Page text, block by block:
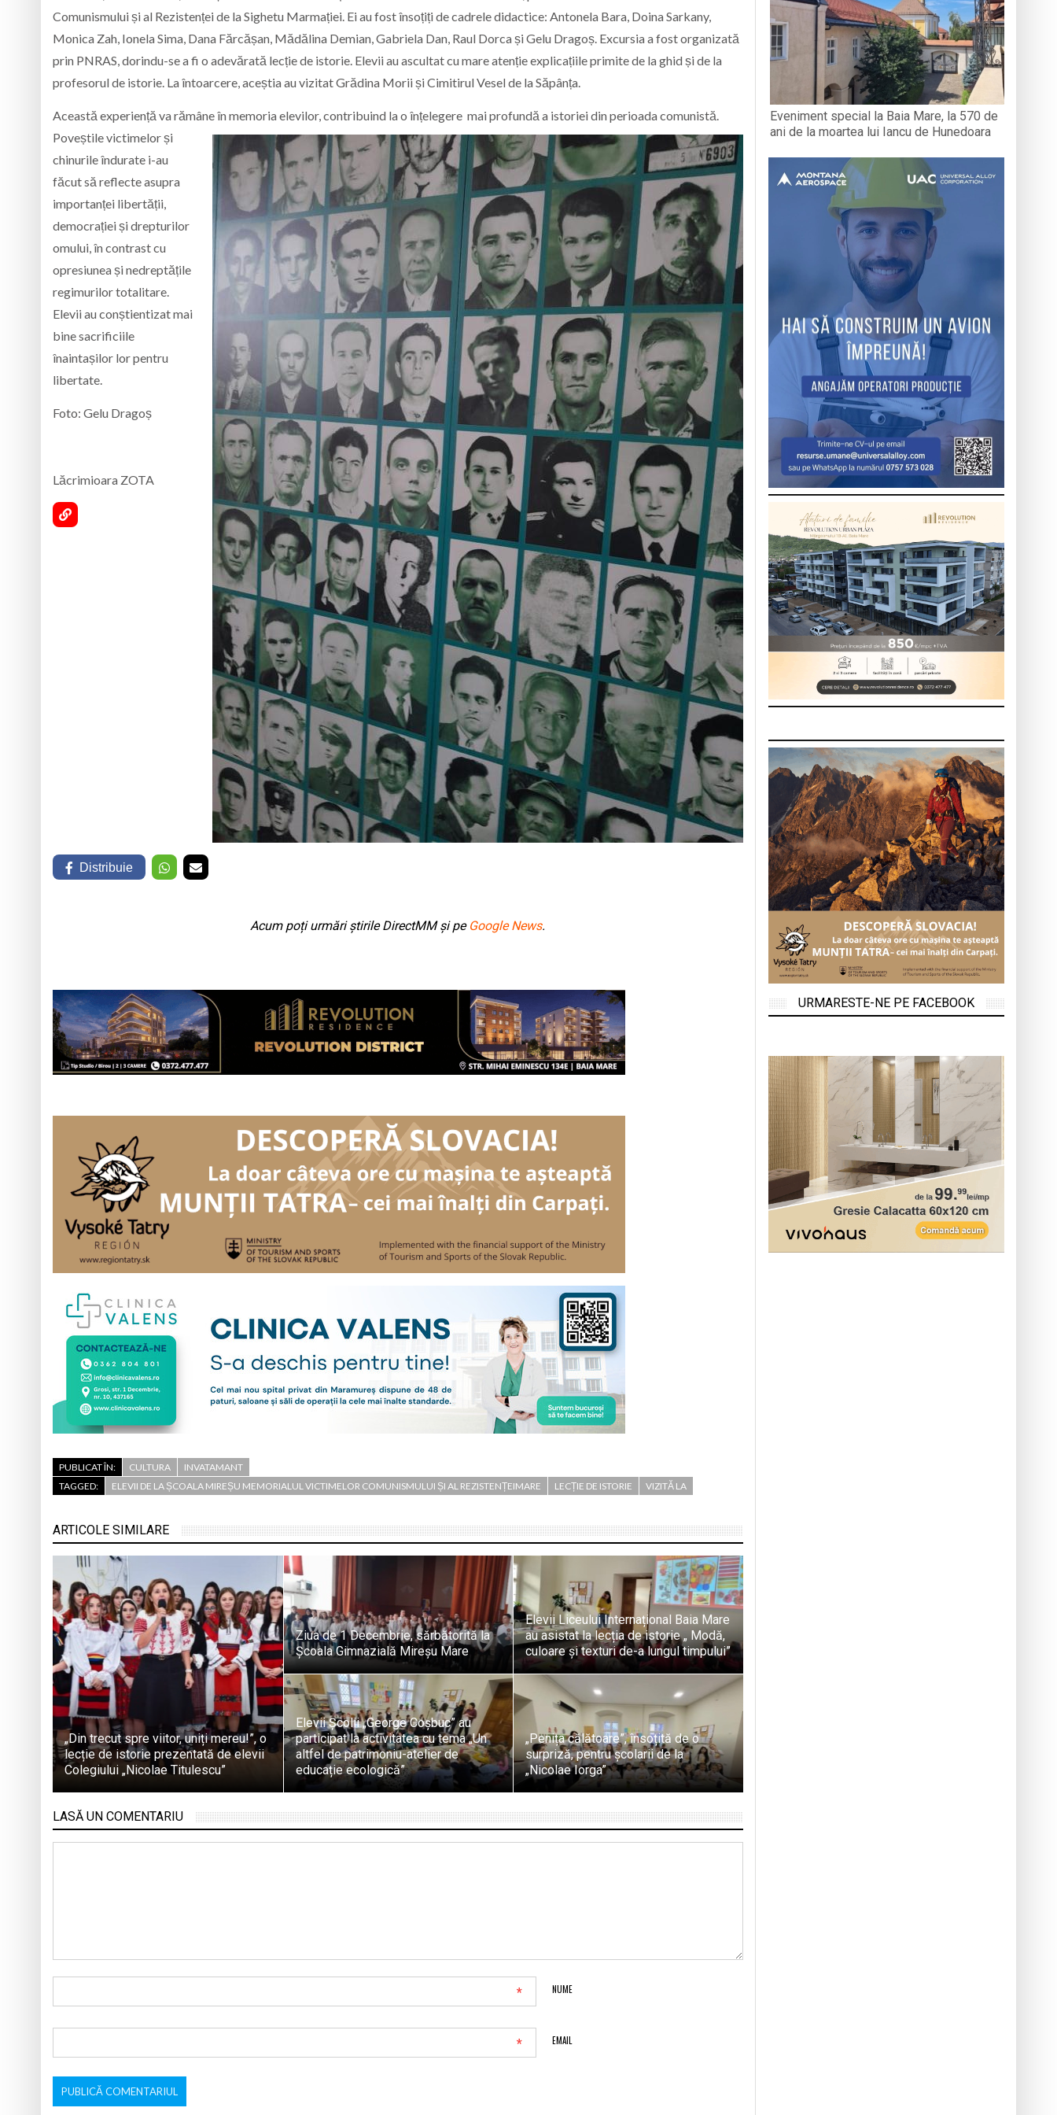
Comunismului și al Rezistenței de la Sighetu Marmației. Ei au fost însoțiți de cadrele didactice: Antonela Bara, Doina Sarkany,
Monica Zah, Ionela Sima, Dana Fărcășan, Mădălina Demian, Gabriela Dan, Raul Dorca și Gelu Dragoș. Excursia a fost organizată
prin PNRAS, dorindu-se a fi o adevărată lecție de istorie. Elevii au ascultat cu mare atenție explicațiile primite de la ghid și de la
profesorul de istorie. La întoarcere, aceștia au vizitat Grădina Morii și Cimitirul Vesel de la Săpânța.
Această experiență va rămâne în memoria elevilor, contribuind la o înțelegere mai profundă a istoriei din perioada comunistă.
Poveștile victimelor și
chinurile îndurate i-au
făcut să reflecte asupra
importanței libertății,
democrației și drepturilor
omului, în contrast cu
opresiunea și nedreptățile
regimurilor totalitare.
Elevii au conștientizat mai
bine sacrificiile
înaintașilor lor pentru
libertate.
Foto: Gelu Dragoș
Lăcrimioara ZOTA
Distribuie
Acum poți urmări știrile DirectMM și pe Google News.
PUBLICAT ÎN: CULTURA
INVATAMANT
TAGGED:
ELEVII DE LA ȘCOALA MIREȘU MEMORIALUL VICTIMELOR COMUNISMULUI ȘI AL REZISTENȚEIMARE LECȚIE DE ISTORIE VIZITĂ LA
ARTICOLE SIMILARE
„Din trecut spre viitor, uniți mereu!”, o
lecție de istorie prezentată de elevii
Colegiului „Nicolae Titulescu”
Ziua de 1 Decembrie, sărbătorită la
Școala Gimnazială Mireșu Mare
Elevii Liceului Internațional Baia Mare
au asistat la lecția de istorie „ Modă,
culoare și texturi de-a lungul timpului”
Elevii Școlii „George Coșbuc” au
participat la activitatea cu tema „Un
altfel de patrimoniu-atelier de
educație ecologică”
„Penița călătoare”, însoțită de o
surpriză, pentru școlarii de la
„Nicolae Iorga”
LASĂ UN COMENTARIU
NUME
*
EMAIL
*
Eveniment special la Baia Mare, la 570 de
ani de la moartea lui Iancu de Hunedoara
URMARESTE-NE PE FACEBOOK